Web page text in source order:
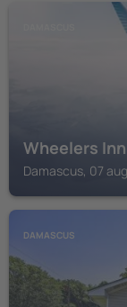
Wheelers Inn
Damascus, 07
DAMASCUS